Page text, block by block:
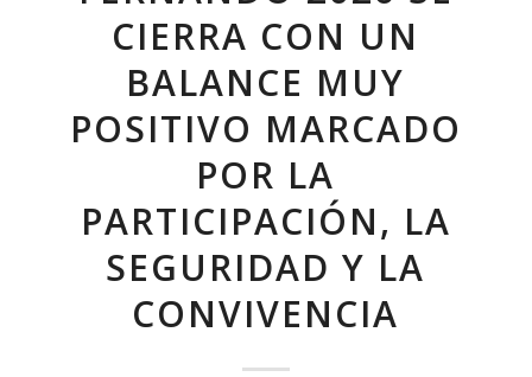
CIERRA CON UN
BALANCE MUY
POSITIVO MARCADO
POR LA
PARTICIPACIÓN, LA
SEGURIDAD Y LA
CONVIVENCIA